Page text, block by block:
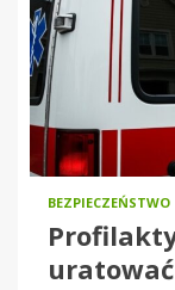
BEZPIECZEŃSTWO